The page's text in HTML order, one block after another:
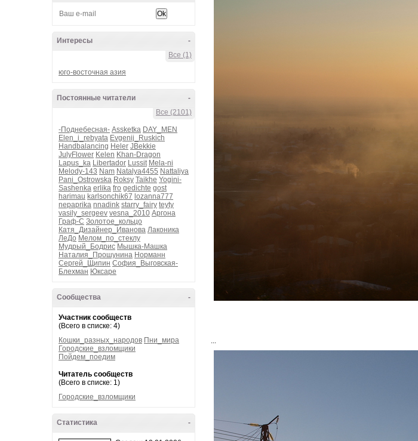
-
Интересы
Все (1)
юго-восточная азия
-
Постоянные читатели
Все (2101)
-Поднебесная- Assketka DAY_MEN
Elen_i_rebyata Evgenij_Ruskich
Handbalancing Heler JBekkie
JulyFlower Kelen Khan-Dragon
Lapus_ka Libertador Lussit Mela-ni
Melody-143 Nam Natalya4455 Nattaliya
Pani_Ostrowska Roksy Taikhe Yogini-
Sashenka erlika fro gedichte gost
harimau karlsonchik67 lozanna777
nepaprika nnadink starry_fairy teyty
vasily_sergeev vesna_2010 Аргона
Граф-С Золотое_кольцо
Катя_Дизайнер_Иванова Лаконика
ЛеДо Мелом_по_стеклу
Мудрый_Бодрис Мышка-Машка
Наталия_Прошунина Норманн
Сергей_Щипин София_Выговская-
Блехман Юксаре
-
Сообщества
Участник сообществ
(Всего в списке: 4)
Кошки_разных_народов Пни_мира
Городские_взломщики
Пойдем_поедим
Читатель сообществ
(Всего в списке: 1)
Городские_взломщики
-
Статистика
...